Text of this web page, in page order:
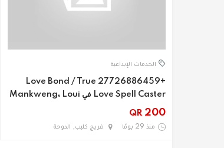
الخدمات الإبداعية
+27726886459 Love Bond / True
Love Spell Caster في Mankweng، Loui
QR 200
منذ 29 يومًا فريج كليب, الدوحة